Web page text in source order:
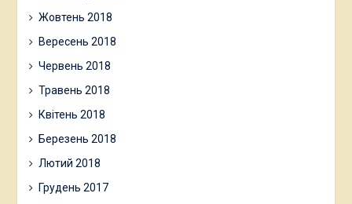
Жовтень 2018
Вересень 2018
Червень 2018
Травень 2018
Квітень 2018
Березень 2018
Лютий 2018
Грудень 2017